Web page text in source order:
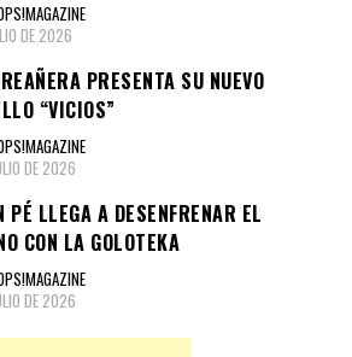
DE 2026
PRESENTA SU NUEVO
“VICIOS”
DE 2026
PÉ LLEGA A DESENFRENAR EL
CON LA GOLOTEKA
DE 2026